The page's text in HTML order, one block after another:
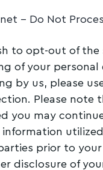
- Do Not
to opt-out of
of your
by us, please
Please
you may
information
prior to
disclosure of
για τον
ΟΛΒ
Share